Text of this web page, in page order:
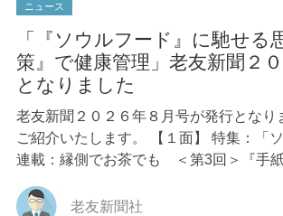
ニュース
「『ソウルフード』に馳せる
策』で健康管理」老友新聞２
となりました
老友新聞２０２６年８月号が発行となり
ご紹介いたします。 【１面】 特集：「
連載：縁側でお茶でも ＜第3回＞『手
老友新聞社